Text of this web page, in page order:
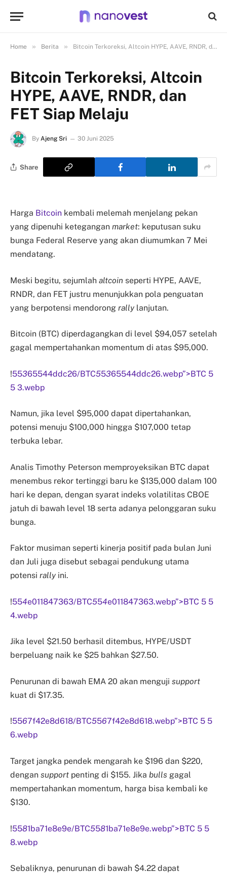
Home » Berita » Bitcoin Terkoreksi, Altcoin HYPE, AAVE, RNDR, dan FET Siap Melaju
Bitcoin Terkoreksi, Altcoin
HYPE, AAVE, RNDR, dan
FET Siap Melaju
By Ajeng Sri 30 Juni 2025
Share
Harga Bitcoin kembali melemah menjelang pekan
yang dipenuhi ketegangan market: keputusan suku
bunga Federal Reserve yang akan diumumkan 7 Mei
mendatang.
Meski begitu, sejumlah altcoin seperti HYPE, AAVE,
RNDR, dan FET justru menunjukkan pola penguatan
yang berpotensi mendorong rally lanjutan.
Bitcoin (BTC) diperdagangkan di level $94,057 setelah
gagal mempertahankan momentum di atas $95,000.
!55365544ddc26/BTC55365544ddc26.webp”>BTC 5
5 3.webp
Namun, jika level $95,000 dapat dipertahankan,
potensi menuju $100,000 hingga $107,000 tetap
terbuka lebar.
Analis Timothy Peterson memproyeksikan BTC dapat
menembus rekor tertinggi baru ke $135,000 dalam 100
hari ke depan, dengan syarat indeks volatilitas CBOE
jatuh di bawah level 18 serta adanya pelonggaran suku
bunga.
Faktor musiman seperti kinerja positif pada bulan Juni
dan Juli juga disebut sebagai pendukung utama
potensi rally ini.
!554e011847363/BTC554e011847363.webp”>BTC 5 5
4.webp
Jika level $21.50 berhasil ditembus, HYPE/USDT
berpeluang naik ke $25 bahkan $27.50.
Penurunan di bawah EMA 20 akan menguji support
kuat di $17.35.
!5567f42e8d618/BTC5567f42e8d618.webp”>BTC 5 5
6.webp
Target jangka pendek mengarah ke $196 dan $220,
dengan support penting di $155. Jika bulls gagal
mempertahankan momentum, harga bisa kembali ke
$130.
!5581ba71e8e9e/BTC5581ba71e8e9e.webp”>BTC 5 5
8.webp
Sebaliknya, penurunan di bawah $4.22 dapat